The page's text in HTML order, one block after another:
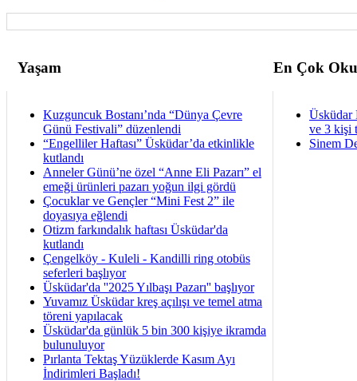
Yaşam En Çok
Kuzguncuk Bostanı’nda “Dünya Çevre
Günü Festivali” düzenlendi
“Engelliler Haftası” Üsküdar’da etkinlikle
kutlandı
Anneler Günü’ne özel “Anne Eli Pazarı” el
emeği ürünleri pazarı yoğun ilgi gördü
Çocuklar ve Gençler “Mini Fest 2” ile
doyasıya eğlendi
Otizm farkındalık haftası Üsküdar'da
kutlandı
Çengelköy - Kuleli - Kandilli ring otobüs
seferleri başlıyor
Üsküdar'da ''2025 Yılbaşı Pazarı'' başlıyor
Yuvamız Üsküdar kreş açılışı ve temel atma
töreni yapılacak
Üsküdar'da günlük 5 bin 300 kişiye ikramda
bulunuluyor
Pırlanta Tektaş Yüzüklerde Kasım Ayı
İndirimleri Başladı!
Üsküdar
ve 3 kişi
Sinem